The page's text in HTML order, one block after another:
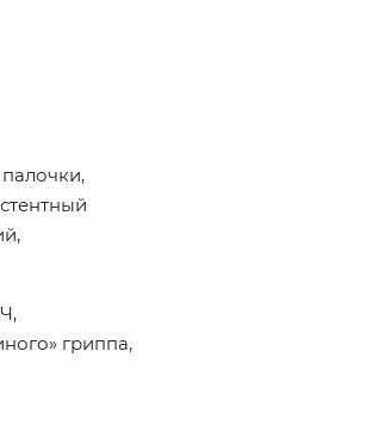
гриппа,